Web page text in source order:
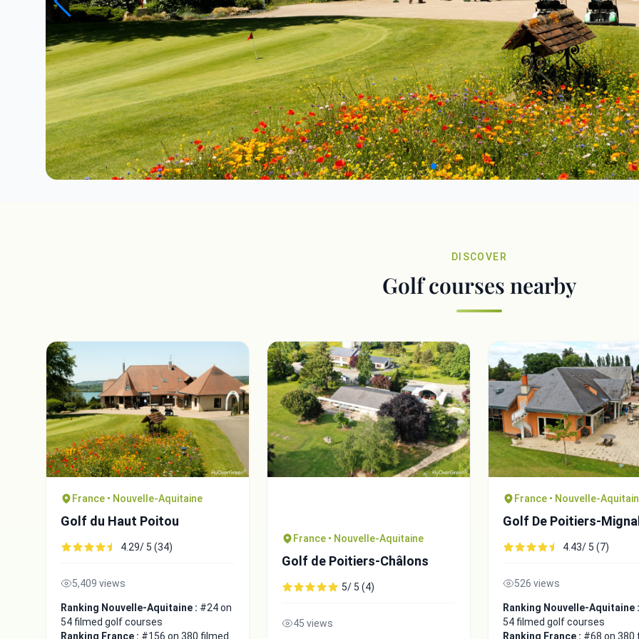
DISCOVER
Golf courses nearby
France • Nouvelle-Aquitaine
Golf du Haut Poitou
4.29/ 5 (34)
5,409 views
Ranking Nouvelle-Aquitaine : #24 on
54 filmed golf courses
Ranking France : #156 on 380 filmed
France • Nouvelle-Aquitaine
Golf de Poitiers-Châlons
5/ 5 (4)
45 views
France • Nouvelle-
Golf De Poitiers-
4.43/ 5 (7)
526 views
Ranking Nouvelle-Aquitaine
54 filmed golf courses
Ranking France : #68 on 380